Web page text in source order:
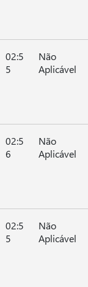
02:5
5
Não
Aplicável
02:5
6
Não
Aplicável
02:5
5
Não
Aplicável